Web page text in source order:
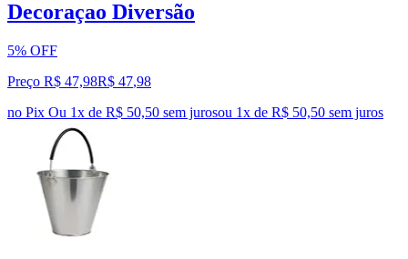
Decoraçao Diversão
5% OFF
Preço R$ 47,98R$ 47,98
no Pix Ou 1x de R$ 50,50 sem jurosou 1x de R$ 50,50 sem juros